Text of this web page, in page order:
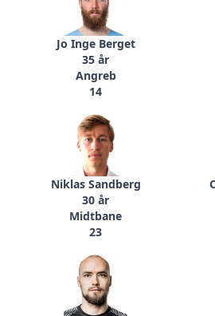
Jo Inge Berget
35 år
Angreb
14
Niklas Sandberg
30 år
Midtbane
23